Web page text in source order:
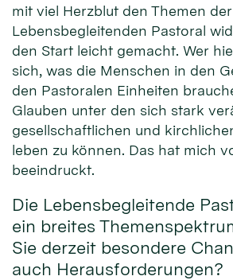
mit viel Herzblut den Themen der
Lebensbegleitenden Pastoral
den Start leicht gemacht. Wer
sich, was die Menschen in den
den Pastoralen Einheiten
Glauben unter den sich stark
gesellschaftlichen und
leben zu können. Das hat mich
beeindruckt.
Die Lebensbegleitende
ein breites
Sie derzeit besondere
auch Herausforderungen?